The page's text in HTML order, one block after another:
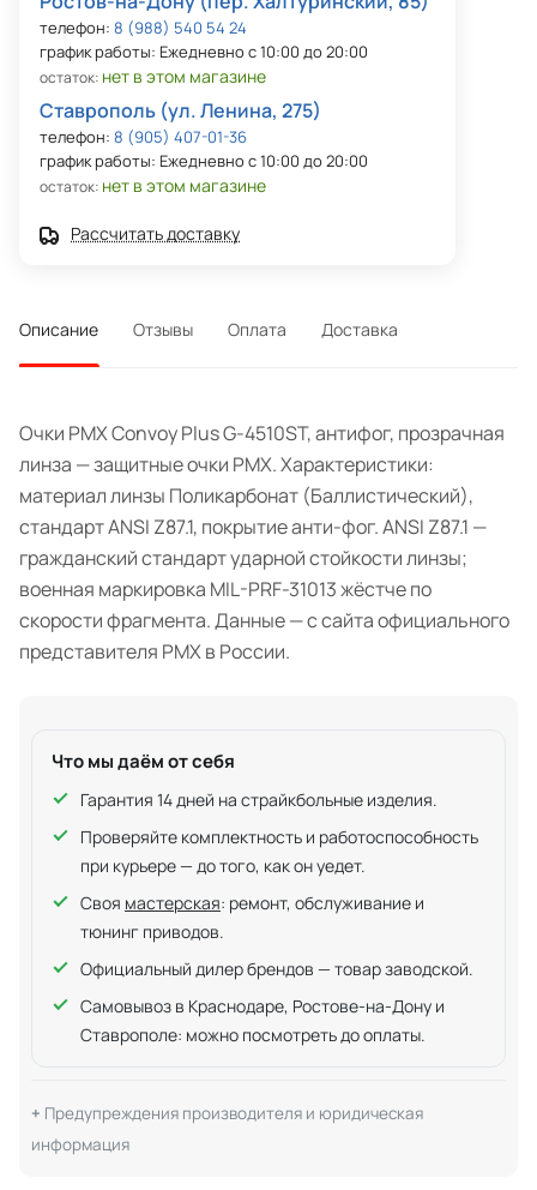
телефон: 8 (988) 540 54 24
график работы: Ежедневно с 10:00 до 20:00
остаток: нет в этом магазине
Ставрополь (ул. Ленина, 275)
телефон: 8 (905) 407-01-36
график работы: Ежедневно с 10:00 до 20:00
остаток: нет в этом магазине
Рассчитать доставку
Описание Отзывы Оплата Доставка
Очки PMX Convoy Plus G-4510ST, антифог, прозрачная
линза — защитные очки PMX. Характеристики:
материал линзы Поликарбонат (Баллистический),
стандарт ANSI Z87.1, покрытие анти-фог. ANSI Z87.1 —
гражданский стандарт ударной стойкости линзы;
военная маркировка MIL-PRF-31013 жёстче по
скорости фрагмента. Данные — с сайта официального
представителя PMX в России.
Что мы даём от себя
Гарантия 14 дней на страйкбольные изделия.
Проверяйте комплектность и работоспособность
при курьере — до того, как он уедет.
Своя мастерская: ремонт, обслуживание и
тюнинг приводов.
Официальный дилер брендов — товар заводской.
Самовывоз в Краснодаре, Ростове-на-Дону и
Ставрополе: можно посмотреть до оплаты.
Предупреждения производителя и юридическая
информация